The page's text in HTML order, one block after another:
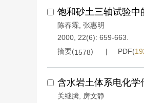
饱和砂土三轴试验中
陈春霖 张惠明
2000, 22(6): 659-663.
摘要(1578) PDF(
含水岩土体系电化
关继腾
房文静